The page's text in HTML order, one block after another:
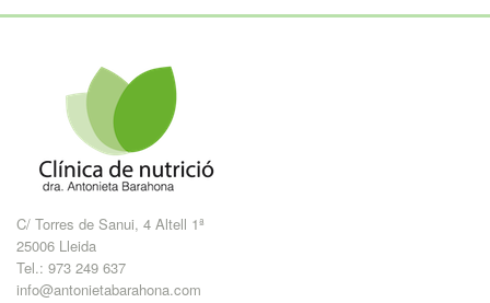
C/ Torres de Sanui, 4 Altell 1ª
25006 Lleida
Tel.: 973 249 637
info@antonietabarahona.com